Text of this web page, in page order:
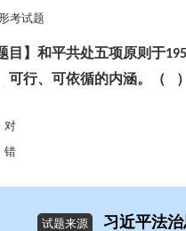
考试题
目】 和平共处五项原则于
可行、可依循的内涵。
（ ）
对
错
试题来源 习近平法